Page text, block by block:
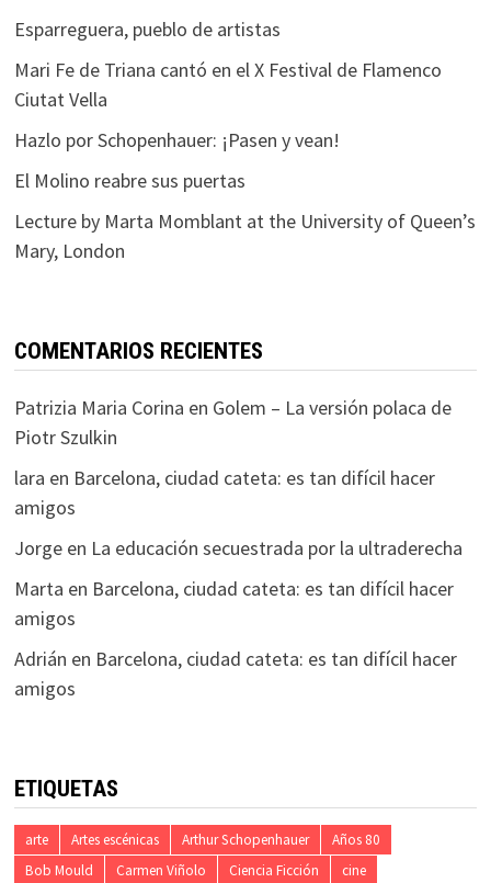
Esparreguera, pueblo de artistas
Mari Fe de Triana cantó en el X Festival de Flamenco
Ciutat Vella
Hazlo por Schopenhauer: ¡Pasen y vean!
El Molino reabre sus puertas
Lecture by Marta Momblant at the University of Queen’s
Mary, London
COMENTARIOS RECIENTES
Patrizia Maria Corina en Golem – La versión polaca de
Piotr Szulkin
lara en Barcelona, ciudad cateta: es tan difícil hacer
amigos
Jorgeen La educación secuestrada por la ultraderecha
Marta en Barcelona, ciudad cateta: es tan difícil hacer
amigos
Adrián en Barcelona, ciudad cateta: es tan difícil hacer
amigos
ETIQUETAS
arte Artes escénicas Arthur Schopenhauer
Años 80
Bob Mould
Carmen Viñolo Ciencia Ficción
cine